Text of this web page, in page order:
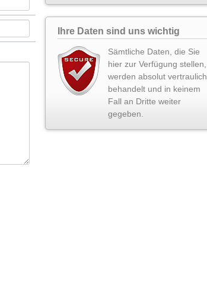
Ihre Daten sind uns wichtig
Sämtliche Daten, die Sie
hier zur Verfügung stellen,
werden absolut vertraulich
behandelt und in keinem
Fall an Dritte weiter
gegeben.